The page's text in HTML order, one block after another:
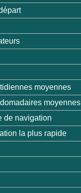
moyennes
moyennes
de navigation
la plus rapide